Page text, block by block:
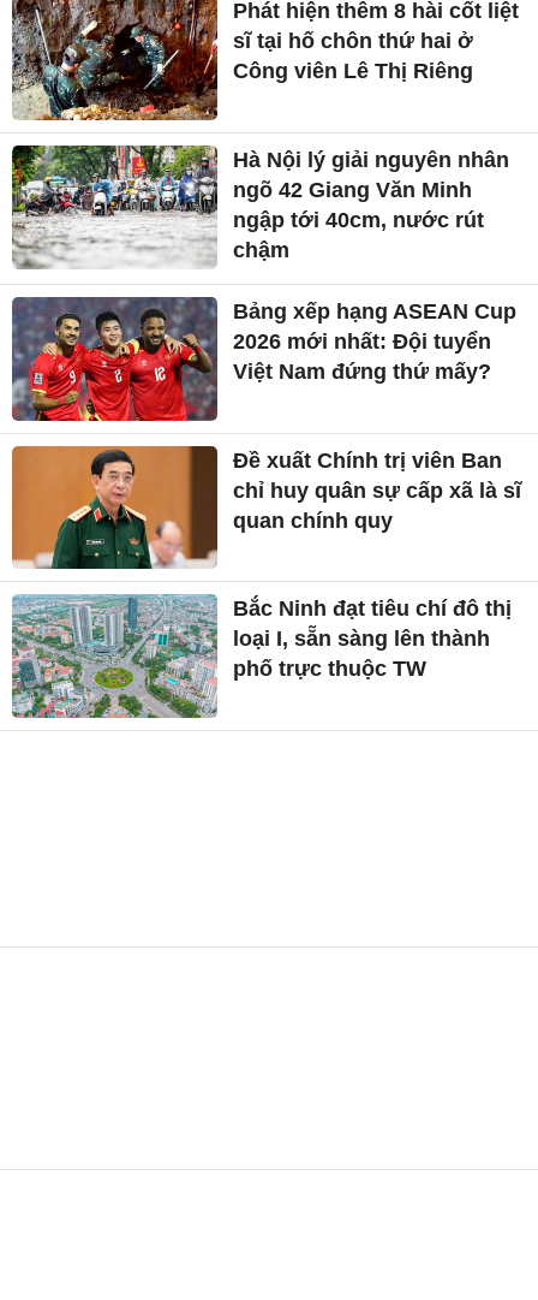
Phát hiện thêm 8 hài cốt liệt
sĩ tại hố chôn thứ hai ở
Công viên Lê Thị Riêng
Hà Nội lý giải nguyên nhân
ngõ 42 Giang Văn Minh
ngập tới 40cm, nước rút
chậm
Bảng xếp hạng ASEAN Cup
2026 mới nhất: Đội tuyển
Việt Nam đứng thứ mấy?
Đề xuất Chính trị viên Ban
chỉ huy quân sự cấp xã là sĩ
quan chính quy
Bắc Ninh đạt tiêu chí đô thị
loại I, sẵn sàng lên thành
phố trực thuộc TW